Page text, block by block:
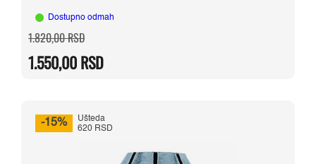
Dostupno odmah
1.820,00RSDOriginalna
cena
bila:
1.820,00 RSD.
1.550,00RSD
Trenutna
cena
1.550,00 RSD.
-15%
Ušteda
620 RSD